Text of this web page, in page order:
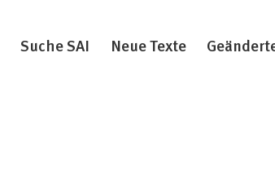
Suche SAI Neue Texte